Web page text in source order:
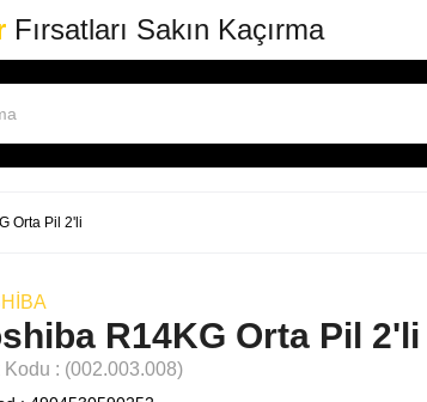
Fırsatları Sakın Kaçırma
Orta Pil 2'li
R14KG Orta Pil 2'li
Kodu (002.003.008)